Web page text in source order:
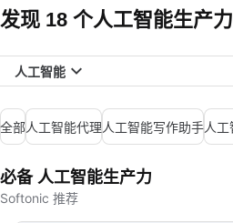
发现 18 个人工智能生产
人工智能
全部人工智能代理人工智能写作助手人
必备 人工智能生产力
Softonic 推荐